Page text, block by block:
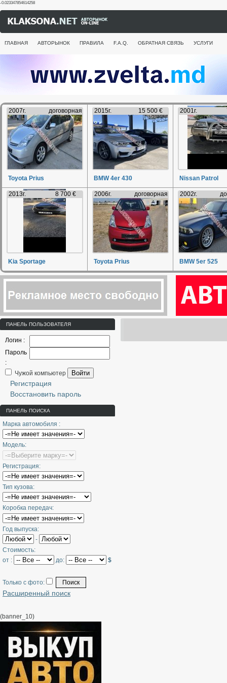
-0.023347854614258
ГЛАВНАЯ АВТОРЫНОК ПРАВИЛА F.A.Q. ОБРАТНАЯ СВЯЗЬ УСЛУГИ
2007г. договорная
Toyota Prius
2015г. 15 500 €
BMW 4er 430
2001г.
Nissan Patrol
2013г. 8 700 €
Kia Sportage
2006г. договорная
Toyota Prius
2002г.
BMW 5er 525
ПАНЕЛЬ ПОЛЬЗОВАТЕЛЯ
Логин :
Пароль
:
Чужой компьютер
Войти
Регистрация
Восстановить пароль
ПАНЕЛЬ ПОИСКА
Марка автомобиля :
Модель:
Регистрация:
Тип кузова:
Коробка передач:
Год выпуска:
-
Стоимость:
от :
до: $
Только с фото:
Расширенный поиск
(banner_10)